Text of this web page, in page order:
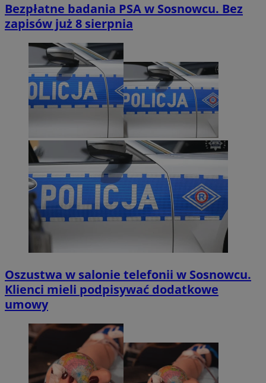
Bezpłatne badania PSA w Sosnowcu. Bez
zapisów już 8 sierpnia
Oszustwa w salonie telefonii w Sosnowcu.
Klienci mieli podpisywać dodatkowe
umowy